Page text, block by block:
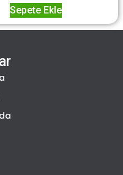
Sepete Ekle